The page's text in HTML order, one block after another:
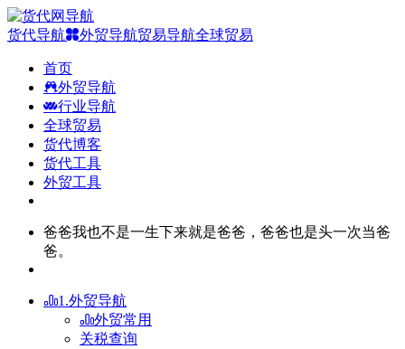
货代导航 外贸导航贸易导航全球贸易
首页
外贸导航
行业导航
全球贸易
货代博客
货代工具
外贸工具
爸爸我也不是一生下来就是爸爸，爸爸也是头一次当爸
爸。
1.外贸导航
外贸常用
关税查询